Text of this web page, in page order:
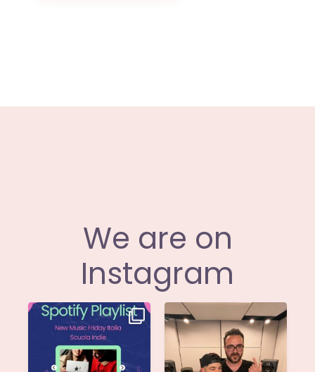
We are on
Instagram
Stella di
@musicadievandro è
disponibile su tutte
Siamo entusiasti di
annunciare che
@moseofficial